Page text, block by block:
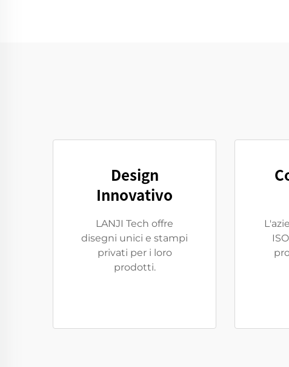
Design
Innovativo
LANJI Tech offre
disegni unici e stampi
privati per i loro
prodotti.